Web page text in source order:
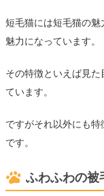
短毛猫には短毛猫の
魅力になっています。
その特徴といえば見
ています。
ですがそれ以外にも
です。
ふわふわの被